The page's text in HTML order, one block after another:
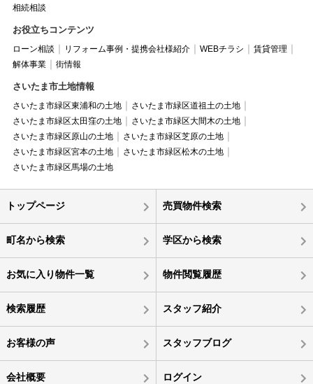
相続相談
お役立ちコンテンツ
ローン相談 リフォーム事例・提携会社様紹介 WEBチラシ
賃貸管理
解体事業
街情報
さいたま市土地情報
さいたま市緑区東浦和の土地
さいたま市緑区道祖土の土地
さいたま市緑区太田窪の土地
さいたま市緑区大間木の土地
さいたま市緑区原山の土地
さいたま市緑区芝原の土地
さいたま市緑区宮本の土地
さいたま市緑区松木の土地
さいたま市緑区馬場の土地
トップページ 売買物件検索
町名から検索 学区から検索
お気に入り物件一覧 物件閲覧履歴
検索履歴 スタッフ紹介
お客様の声 スタッフブログ
会社概要 ログイン